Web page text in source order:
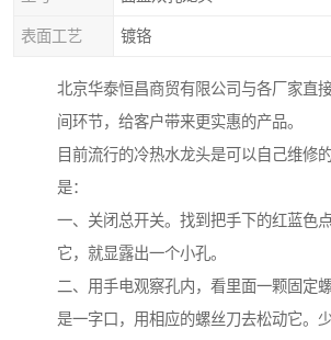
表面工艺 镀铬
北京华泰恒昌商贸有限公司与各厂家直
间环节，给客户带来更实惠的产品。
目前流行的冷热水龙头是可以自己维修
是：
一、关闭总开关。找到把手下的红蓝色
它，就显露出一个小孔。
二、用手电观察孔内，看里面一颗固定
是一字口，用相应的螺丝刀去松动它。